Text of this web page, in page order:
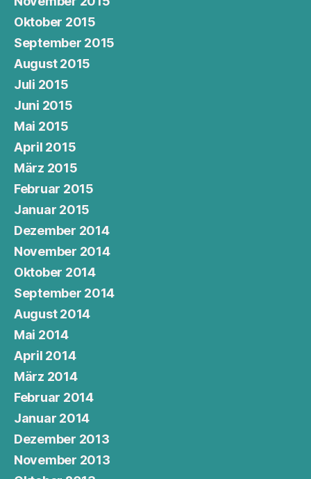
Oktober 2015
September 2015
August 2015
Juli 2015
Juni 2015
Mai 2015
April 2015
März 2015
Februar 2015
Januar 2015
Dezember 2014
November 2014
Oktober 2014
September 2014
August 2014
Mai 2014
April 2014
März 2014
Februar 2014
Januar 2014
Dezember 2013
November 2013